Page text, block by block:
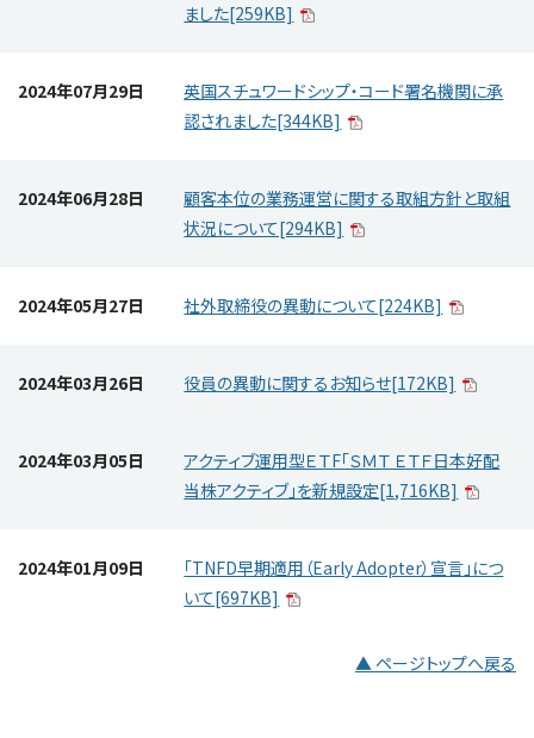
ました[259KB]
2024年07月29日
英国スチュワードシップ・コード署名機関に承
認されました[344KB]
2024年06月28日
顧客本位の業務運営に関する取組方針と取組
状況について[294KB]
2024年05月27日 社外取締役の異動について[224KB]
2024年03月26日 役員の異動に関するお知らせ[172KB]
2024年03月05日
アクティブ運用型ＥＴF「ＳＭＴ ＥＴＦ日本好配
当株アクティブ」を新規設定[1,716KB]
2024年01月09日
｢TNFD早期適用（Early Adopter）宣言｣につ
いて[697KB]
▲ ページトップへ戻る